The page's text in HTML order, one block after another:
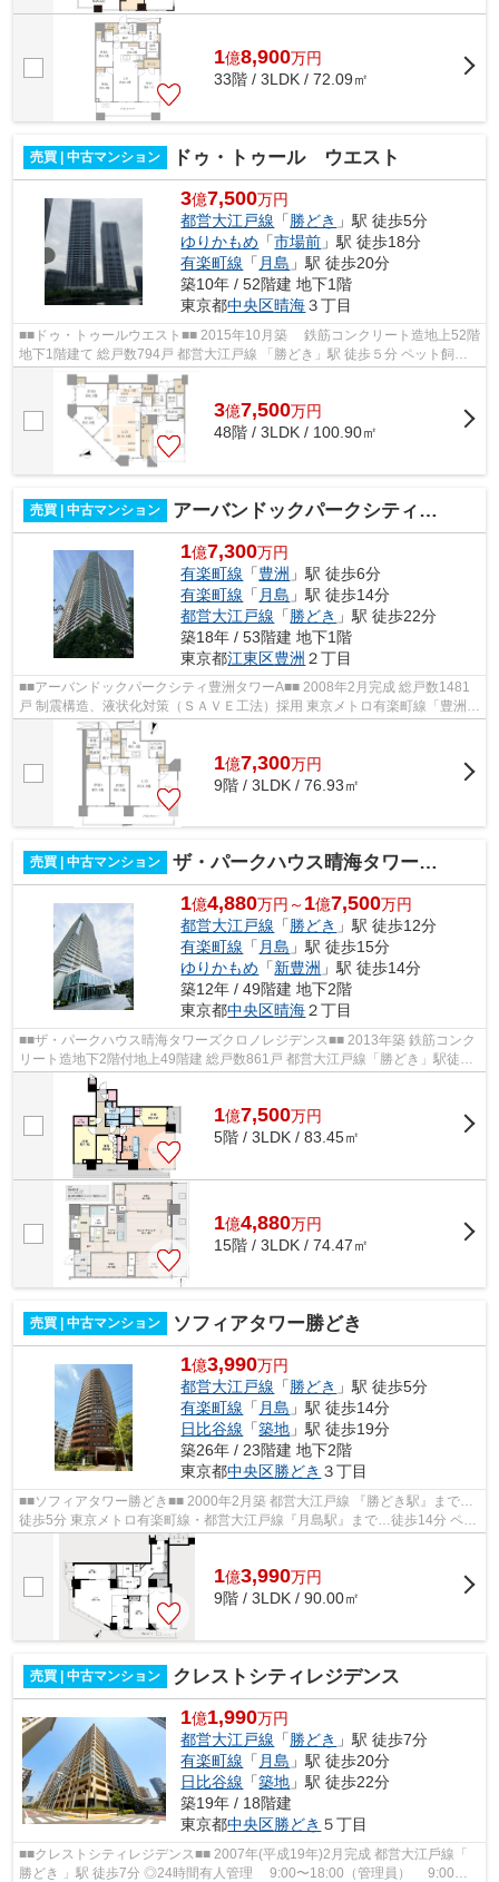
1億8,900万円
33階 / 3LDK / 72.09㎡
売買 | 中古マンション ドゥ・トゥール ウエスト
3億7,500万円
都営大江戸線 「 勝どき 」駅 徒歩5分
ゆりかもめ 「市場前 」駅 徒歩18分
有楽町線 「 月島 」駅 徒歩20分
築10年 / 52階建 地下1階
東京都中央区晴海３丁目
■■ドゥ・トゥールウエスト■■ 2015年10月築 鉄筋コンクリート造地上52階
地下1階建て 総戸数794戸 都営大江戸線 「勝どき」駅 徒歩５分 ペット飼育
可能 オートロック・防犯カメラ完...
3億7,500万円
48階 / 3LDK / 100.90㎡
売買 | 中古マンション アーバンドックパークシティ豊洲タワーA
1億7,300万円
有楽町線 「豊洲 」駅 徒歩6分
有楽町線 「 月島 」駅 徒歩14分
都営大江戸線 「勝どき 」駅 徒歩22分
築18年 / 53階建 地下1階
東京都江東区豊洲 ２丁目
■■アーバンドックパークシティ豊洲タワーA■■ 2008年2月完成 総戸数1481
戸 制震構造、液状化対策（ＳＡＶＥ工法）採用 東京メトロ有楽町線「豊洲」
駅徒歩6分 ゆりかもめ「豊洲」駅徒...
1億7,300万円
9階 / 3LDK / 76.93㎡
売買 | 中古マンション ザ・パークハウス晴海タワーズクロノレジデンス
1億4,880万円～ 1億7,500万円
都営大江戸線 「勝どき 」駅 徒歩12分
有楽町線 「 月島 」駅 徒歩15分
ゆりかもめ 「新豊洲 」駅 徒歩14分
築12年 / 49階建 地下2階
東京都中央区晴海２丁目
■■ザ・パークハウス晴海タワーズクロノレジデンス■■ 2013年築 鉄筋コンク
リート造地下2階付地上49階建 総戸数861戸 都営大江戸線「勝どき」駅徒歩
12分 東京メトロ有楽町線「月島」駅...
1億7,500万円
5階 / 3LDK / 83.45㎡
1億4,880万円
15階 / 3LDK / 74.47㎡
売買 | 中古マンション ソフィアタワー勝どき
1億3,990万円
都営大江戸線 「 勝どき 」駅 徒歩5分
有楽町線 「 月島 」駅 徒歩14分
日比谷線 「築地 」駅 徒歩19分
築26年 / 23階建 地下2階
東京都中央区勝どき ３丁目
■■ソフィアタワー勝どき■■ 2000年2月築 都営大江戸線 『勝どき駅』まで…
徒歩5分 東京メトロ有楽町線・都営大江戸線『月島駅』まで…徒歩14分 ペッ
ト飼育／犬・猫1匹まで飼育可（細則...
1億3,990万円
9階 / 3LDK / 90.00㎡
売買 | 中古マンション クレストシティレジデンス
1億1,990万円
都営大江戸線 「 勝どき 」駅 徒歩7分
有楽町線 「 月島 」駅 徒歩20分
日比谷線 「築地 」駅 徒歩22分
築19年 / 18階建
東京都中央区勝どき ５丁目
■■クレストシティレジデンス■■ 2007年(平成19年)2⽉完成 都営⼤江⼾線「
勝どき 」駅 徒歩7分 ◎24時間有⼈管理 9:00〜18:00（管理員） 9:00〜